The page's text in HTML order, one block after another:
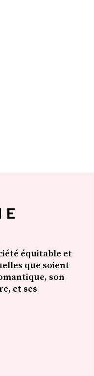
équitable et
que soient
son
et ses